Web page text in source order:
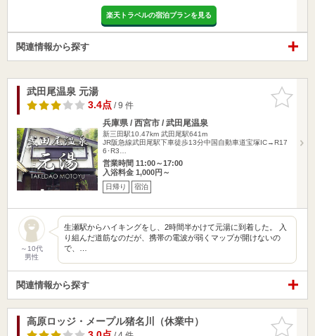
楽天トラベルの宿泊プランを見る
関連情報から探す
お気に入
りに追加
武田尾温泉 元湯
3.4点/ 9 件
兵庫県 / 西宮市 / 武田尾温泉
新三田駅10.47km 武田尾駅641m
JR阪急線武田尾駅下車徒歩13分中国自動車道宝塚IC→R17
6･R3…
営業時間 11:00～17:00
入浴料金 1,000円～
日帰り 宿泊
～10代
男性
生瀬駅からハイキングをし、2時間半かけて元湯に到着した。 入
り組んだ道筋なのだが、携帯の電波が弱くマップが開けないの
で、…
関連情報から探す
お気に入
りに追加
高原ロッジ・メープル猪名川（休業中）